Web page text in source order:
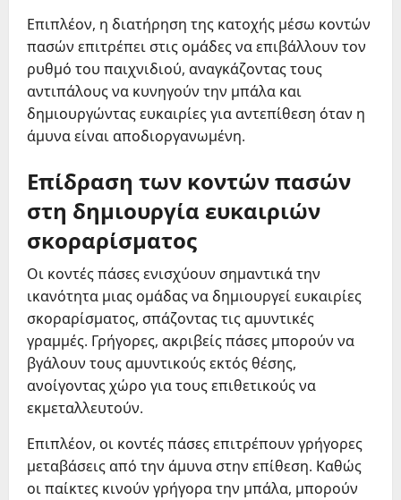
Επιπλέον, η διατήρηση της κατοχής μέσω κοντών
πασών επιτρέπει στις ομάδες να επιβάλλουν τον
ρυθμό του παιχνιδιού, αναγκάζοντας τους
αντιπάλους να κυνηγούν την μπάλα και
δημιουργώντας ευκαιρίες για αντεπίθεση όταν η
άμυνα είναι αποδιοργανωμένη.
Επίδραση των κοντών πασών
στη δημιουργία ευκαιριών
σκοραρίσματος
Οι κοντές πάσες ενισχύουν σημαντικά την
ικανότητα μιας ομάδας να δημιουργεί ευκαιρίες
σκοραρίσματος, σπάζοντας τις αμυντικές
γραμμές. Γρήγορες, ακριβείς πάσες μπορούν να
βγάλουν τους αμυντικούς εκτός θέσης,
ανοίγοντας χώρο για τους επιθετικούς να
εκμεταλλευτούν.
Επιπλέον, οι κοντές πάσες επιτρέπουν γρήγορες
μεταβάσεις από την άμυνα στην επίθεση. Καθώς
οι παίκτες κινούν γρήγορα την μπάλα, μπορούν